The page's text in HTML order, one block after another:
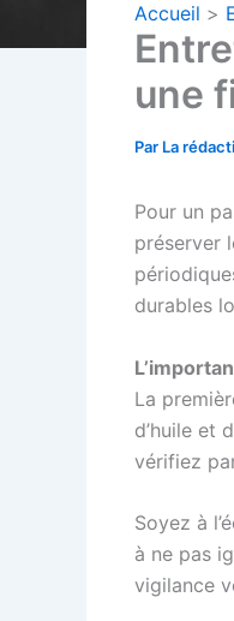
Accueil
une
Par La
Pour un
préserver
durables
La
d’huile et
vérifiez
Soyez à
à ne pas
vigilance